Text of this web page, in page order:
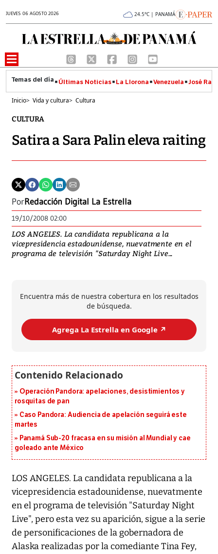
JUEVES 06 AGOSTO 2026 24.5°C | PANAMÁ
Últimas Noticias La Llorona Venezuela José
Inicio> Vida y cultura> Cultura
CULTURA
Satira a Sara Palin eleva raiting
PorRedacción Digital La Estrella
19/10/2008 02:00
LOS ANGELES. La candidata republicana a la
vicepresidencia estadounidense, nuevatmente en el
programa de televisión "Saturday Night Live...
Encuentra más de nuestra cobertura en los resultados
de búsqueda.
Agrega La Estrella en Google ↗️
Operación Pandora: apelaciones, desistimientos y
rosquitas de pan
Caso Pandora: Audiencia de apelación seguirá este
martes
Panamá Sub-20 fracasa en su misión al Mundial y cae
goleado ante México
LOS ANGELES. La candidata republicana a la
vicepresidencia estadounidense, nuevatmente
en el programa de televisión "Saturday Night
Live", pero esta vez su aparición, sigue a la serie
de personificaciones de la gobernadora de
Alaska realizadas por la comediante Tina Fey,